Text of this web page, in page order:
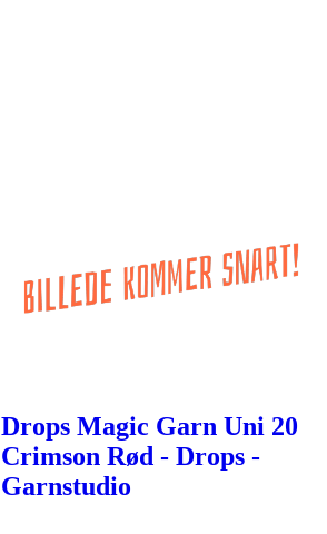
Drops Magic Garn Uni 20
Crimson Rød - Drops -
Garnstudio